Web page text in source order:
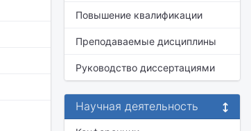
Повышение квалификации
Преподаваемые дисциплины
Руководство диссертациями
Научная деятельность